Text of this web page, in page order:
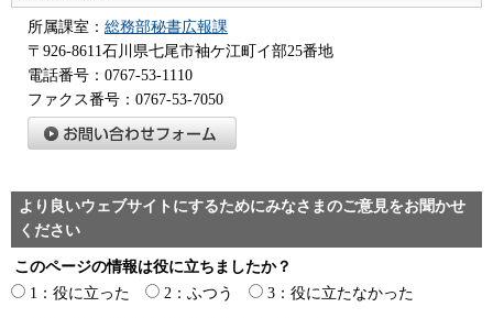
所属課室： 総務部秘書広報課
〒926-8611石川県七尾市袖ケ江町イ部25番地
電話番号：0767-53-1110
ファクス番号：0767-53-7050
より良いウェブサイトにするためにみなさまのご意見をお聞かせ
ください
このページの情報は役に立ちましたか？
1：役に立った
2：ふつう 3：役に立たなかった